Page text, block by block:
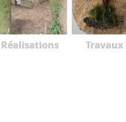
Réalisations Travaux